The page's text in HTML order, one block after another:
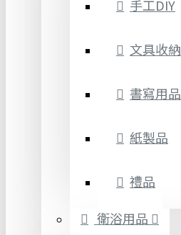
手工DIY
文具收納
書寫用品
紙製品
禮品
衛浴用品